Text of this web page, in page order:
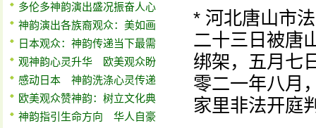
多伦多神韵演出盛况振奋人心
神韵演出各族裔观众：美如画
日本观众：神韵传递当下最需
观神韵心灵升华 欧美观众盼
感动日本 神韵洗涤心灵传递
欧美观众赞神韵：树立文化典
神韵指引生命方向 华人自豪
* 河北唐山市
二十三日被唐
绑架，五月七
零二一年八月
家里非法开庭